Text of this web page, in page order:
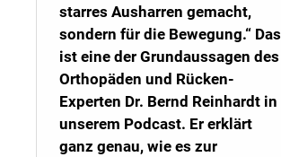
starres Ausharren gemacht,
sondern für die Bewegung.“ Das
ist eine der Grundaussagen des
Orthopäden und Rücken-
Experten Dr. Bernd Reinhardt in
unserem Podcast. Er erklärt
ganz genau, wie es zur